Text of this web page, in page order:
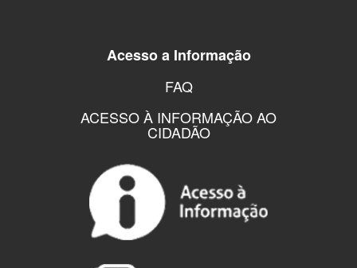
Acesso a Informação
FAQ
ACESSO À INFORMAÇÃO AO
CIDADÃO